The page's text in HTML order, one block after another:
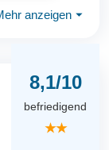
anzeigen ⏷
8,1/10
befriedigend
★★